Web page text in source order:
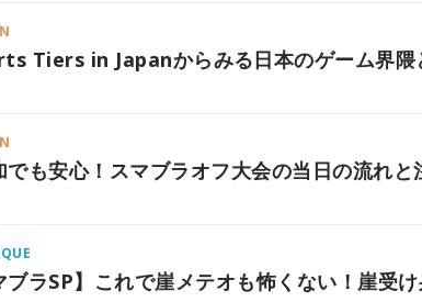
Tiers in Japanからみる日本のゲーム界隈
でも安心！スマブラオフ大会の当日の流れと
ブラSP】これで崖メテオも怖くない！崖受